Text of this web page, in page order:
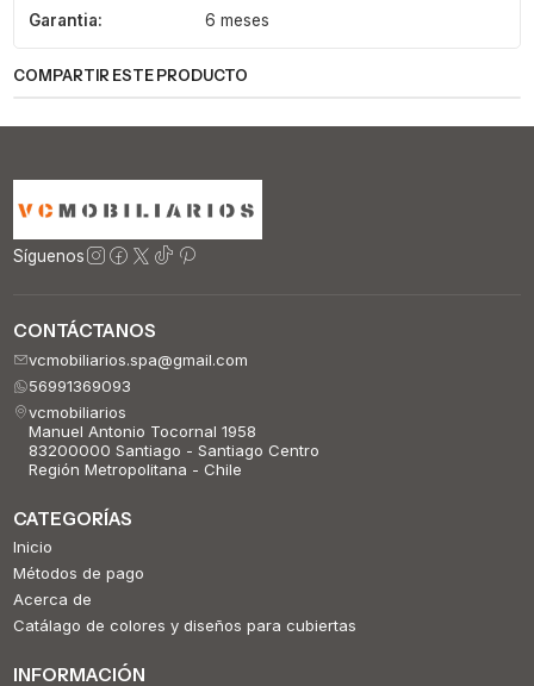
Garantia: 6 meses
COMPARTIR ESTE PRODUCTO
Síguenos
CONTÁCTANOS
vcmobiliarios.spa@gmail.com
56991369093
vcmobiliarios
Manuel Antonio Tocornal 1958
83200000 Santiago - Santiago Centro
Región Metropolitana - Chile
CATEGORÍAS
Inicio
Métodos de pago
Acerca de
Catálago de colores y diseños para cubiertas
INFORMACIÓN